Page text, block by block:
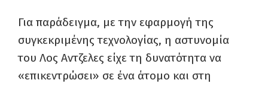
Για παράδειγμα, με την εφαρμογή της
συγκεκριμένης τεχνολογίας, η αστυνομία
του Λος Αντζελες είχε τη δυνατότητα να
«επικεντρώσει» σε ένα άτομο και στη